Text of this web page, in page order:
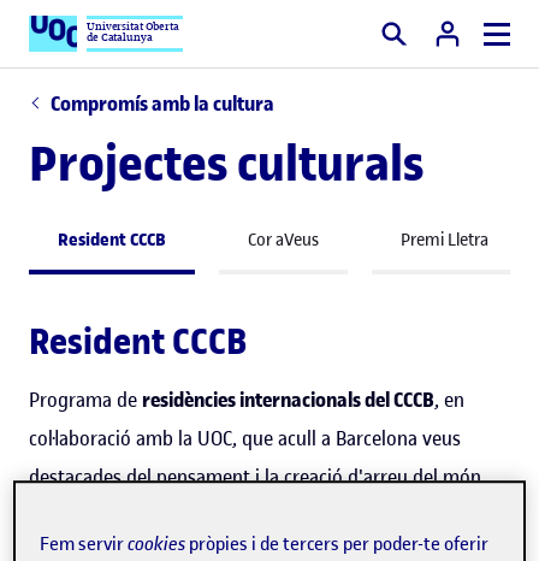
Universitat Oberta
de Catalunya Cercar
Compromís amb la cultura
Projectes culturals
Resident CCCB Cor aVeus Premi Lletra
Resident CCCB
Programa de residències internacionals del CCCB, en
col·laboració amb la UOC, que acull a Barcelona veus
destacades del pensament i la creació d'arreu del món
Fem servircookies pròpies i de tercers per poder-te oferir